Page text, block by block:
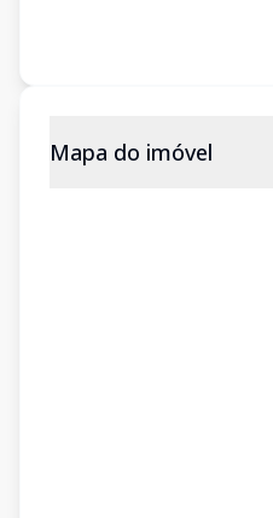
Mapa do imóvel